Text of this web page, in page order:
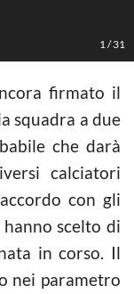
1 /31
firmato il
squadra a due
che darà
calciatori
con gli
scelto di
in corso. Il
nei parametro